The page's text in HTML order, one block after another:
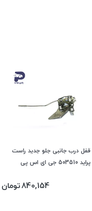
قفل درب جانبی جلو جدید راست
پراید 503510 جی ای اس پی
840,154تومان